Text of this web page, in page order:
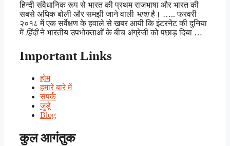
हिन्दी संवैधानिक रूप से भारत की प्रथम राजभाषा और भारत की
सबसे अधिक बोली और समझी जाने वाली भाषाहै। ….. फरवरी
२०१८ में एक सर्वेक्षण के हवाले से खबर आयी कि इंटरनेट की दुनिया
में हिंदीने भारतीय उपभोक्ताओं के बीच अंग्रेजी को पछाड़ दिया …
Important Links
होम
हमारे बारे में
संपर्क
जुड़े
Blog
कुल आगंतुक